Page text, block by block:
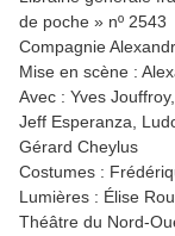
de poche » nº 2543
Compagnie
Mise en scène :
Avec : Yves
Jeff Esperanza,
Gérard Cheylus
Costumes :
Lumières : Élise
Théâtre du Nord-